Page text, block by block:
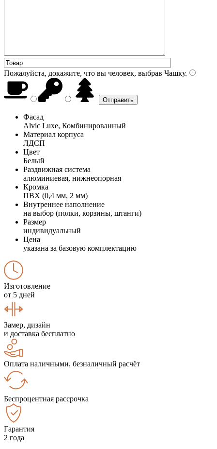
Пожалуйста, докажите, что вы человек, выбрав Чашку.
Фасад
Alvic Luxe, Комбинированный
Материал корпуса
ЛДСП
Цвет
Белый
Раздвижная система
алюминиевая, нижнеопорная
Кромка
ПВХ (0,4 мм, 2 мм)
Внутреннее наполнение
на выбор (полки, корзины, штанги)
Размер
индивидуальный
Цена
указана за базовую комплектацию
Изготовление
от 5 дней
Замер, дизайн
и доставка бесплатно
Оплата наличными, безналичный расчёт
Беспроцентная рассрочка
Гарантия
2 года